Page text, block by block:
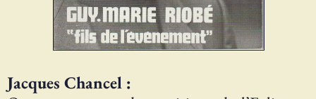
Jacques Chancel :